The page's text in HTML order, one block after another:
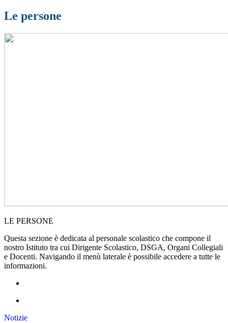
Le persone
LE PERSONE
Questa sezione è dedicata al personale scolastico che compone il
nostro Istituto tra cui Dirigente Scolastico, DSGA, Organi Collegiali
e Docenti. Navigando il menù laterale è possibile accedere a tutte le
informazioni.
Notizie